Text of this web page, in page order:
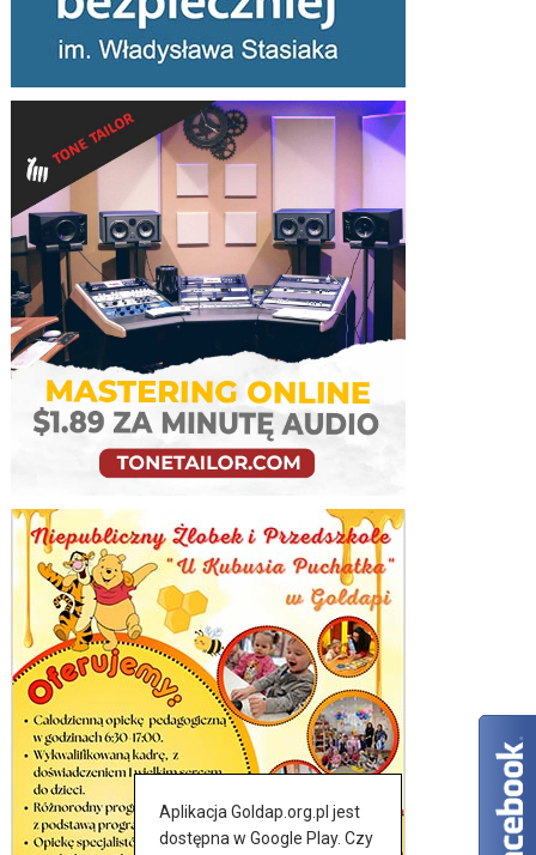
Aplikacja Goldap.org.pl jest
dostępna w Google Play. Czy